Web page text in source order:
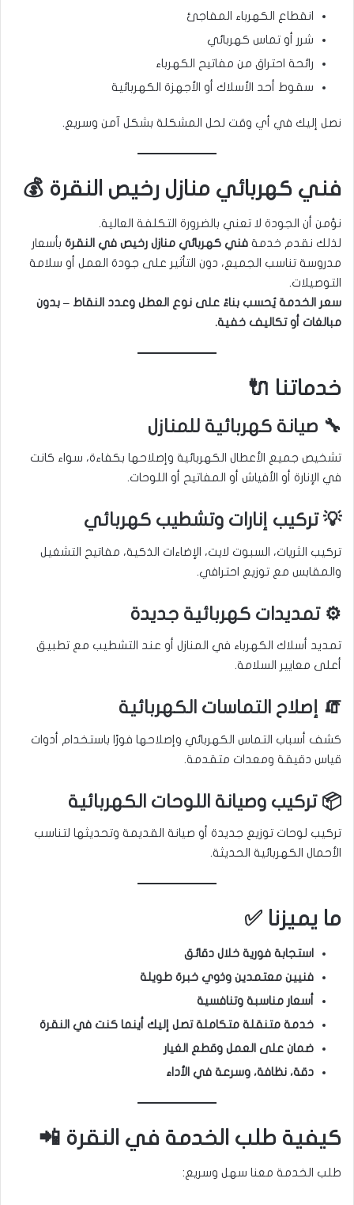
انقطاع الكهرباء المفاجئ
شرر أو تماس كهربائي
رائحة احتراق من مفاتيح الكهرباء
سقوط أحد الأسلاك أو الأجهزة الكهربائية
نصل إليك في أي وقت لحل المشكلة بشكل آمن وسريع.
فني كهربائي منازل رخيص النقرة 💰
نؤمن أن الجودة لا تعني بالضرورة التكلفة العالية.
لذلك نقدم خدمة فني كهربائي منازل رخيص في النقرة بأسعار
مدروسة تناسب الجميع، دون التأثير على جودة العمل أو سلامة
التوصيلات.
سعر الخدمة يُحسب بناءً على نوع العطل وعدد النقاط – بدون
مبالغات أو تكاليف خفية.
خدماتنا 🔌
🔧 صيانة كهربائية للمنازل
تشخيص جميع الأعطال الكهربائية وإصلاحها بكفاءة، سواء كانت
في الإنارة أو الأفياش أو المفاتيح أو اللوحات.
💡 تركيب إنارات وتشطيب كهربائي
تركيب الثريات، السبوت لايت، الإضاءات الذكية، مفاتيح التشغيل
والمقابس مع توزيع احترافي.
⚙️ تمديدات كهربائية جديدة
تمديد أسلاك الكهرباء في المنازل أو عند التشطيب مع تطبيق
أعلى معايير السلامة.
🧯 إصلاح التماسات الكهربائية
كشف أسباب التماس الكهربائي وإصلاحها فورًا باستخدام أدوات
قياس دقيقة ومعدات متقدمة.
📦 تركيب وصيانة اللوحات الكهربائية
تركيب لوحات توزيع جديدة أو صيانة القديمة وتحديثها لتناسب
الأحمال الكهربائية الحديثة.
ما يميزنا ✅
استجابة فورية خلال دقائق
فنيين معتمدين وذوي خبرة طويلة
أسعار مناسبة وتنافسية
خدمة متنقلة متكاملة تصل إليك أينما كنت في النقرة
ضمان على العمل وقطع الغيار
دقة، نظافة، وسرعة في الأداء
كيفية طلب الخدمة في النقرة 📲
طلب الخدمة معنا سهل وسريع: